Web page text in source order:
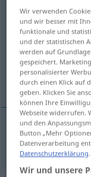
brzoadv
Übersicht aller
(Für mehr Details
schnell
schnell brzo
Wir verwenden
und wir besser mit
funktionale und
und der statistischen
werden auf
gespeichert.
personalisierter
durch einen Klick auf
geben. Klicken Sie
können Ihre
Webseite widerrufen.
und den
Button „Mehr
Datenverarbeitung
Datenschutzerklärung
Wir und unsere